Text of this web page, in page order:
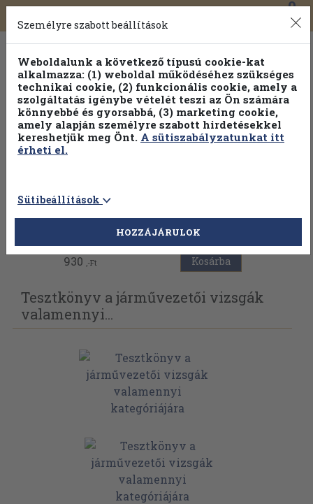
Toggle
navigation
0
Válogasson több mint 30 000 kötet közül
Hobbi témakörökben20% kedvezménnyel!
Vissza az előző oldalra
930 ,-Ft Kosárba
Tesztkönyv a járművezetői vizsgák
valamennyi...
Személyre szabott beállítások
Weboldalunk a következő típusú cookie-kat
alkalmazza: (1) weboldal működéséhez szükséges
technikai cookie, (2) funkcionális cookie, amely a
szolgáltatás igénybe vételét teszi az Ön számára
könnyebbé és gyorsabbá, (3) marketing cookie,
amely alapján személyre szabott hirdetésekkel
kereshetjük meg Önt. A sütiszabályzatunkat itt
érheti el.
Sütibeállítások
HOZZÁJÁRULOK